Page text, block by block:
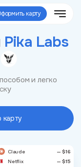
карту
Pika Labs
и легко
карту
Claude
— $16
Netflix
— $15